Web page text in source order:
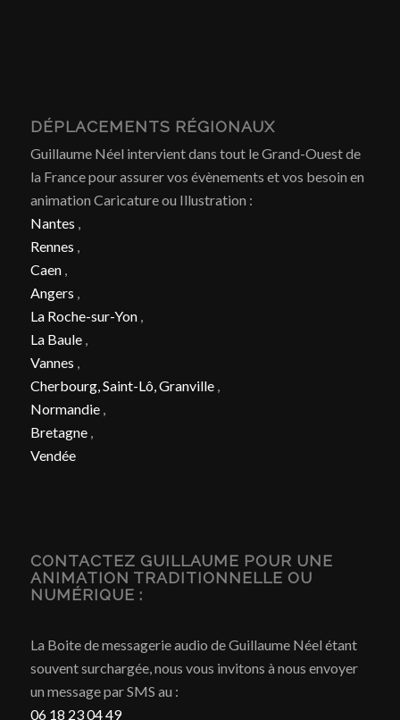
DÉPLACEMENTS RÉGIONAUX
Guillaume Néel intervient dans tout le Grand-Ouest de
la France pour assurer vos évènements et vos besoin en
animation Caricature ou Illustration :
Nantes
Rennes
Caen,
Angers
La Roche-sur-Yon,
La Baule,
Vannes
Cherbourg, Saint-Lô, Granville,
Normandie,
Bretagne,
Vendée
CONTACTEZ GUILLAUME POUR UNE
ANIMATION TRADITIONNELLE OU
NUMÉRIQUE :
La Boite de messagerie audio de Guillaume Néel étant
souvent surchargée, nous vous invitons à nous envoyer
un message par SMS au :
06 18 23 04 49